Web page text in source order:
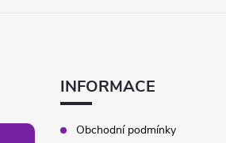
INFORMACE
Obchodní podmínky